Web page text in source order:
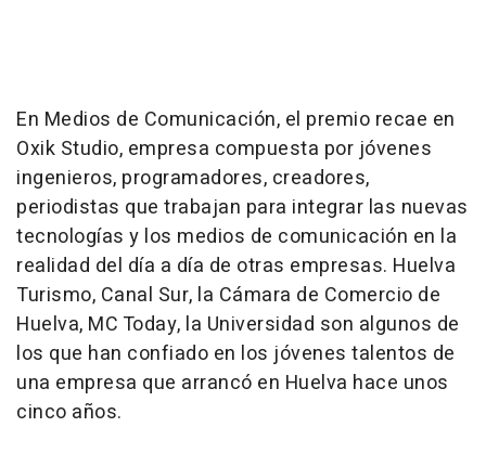
En Medios de Comunicación, el premio recae en
Oxik Studio, empresa compuesta por jóvenes
ingenieros, programadores, creadores,
periodistas que trabajan para integrar las nuevas
tecnologías y los medios de comunicación en la
realidad del día a día de otras empresas. Huelva
Turismo, Canal Sur, la Cámara de Comercio de
Huelva, MC Today, la Universidad son algunos de
los que han confiado en los jóvenes talentos de
una empresa que arrancó en Huelva hace unos
cinco años.